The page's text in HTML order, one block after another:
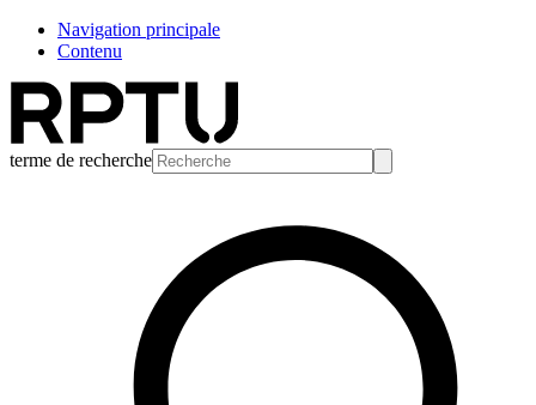
Navigation principale
Contenu
terme de recherche